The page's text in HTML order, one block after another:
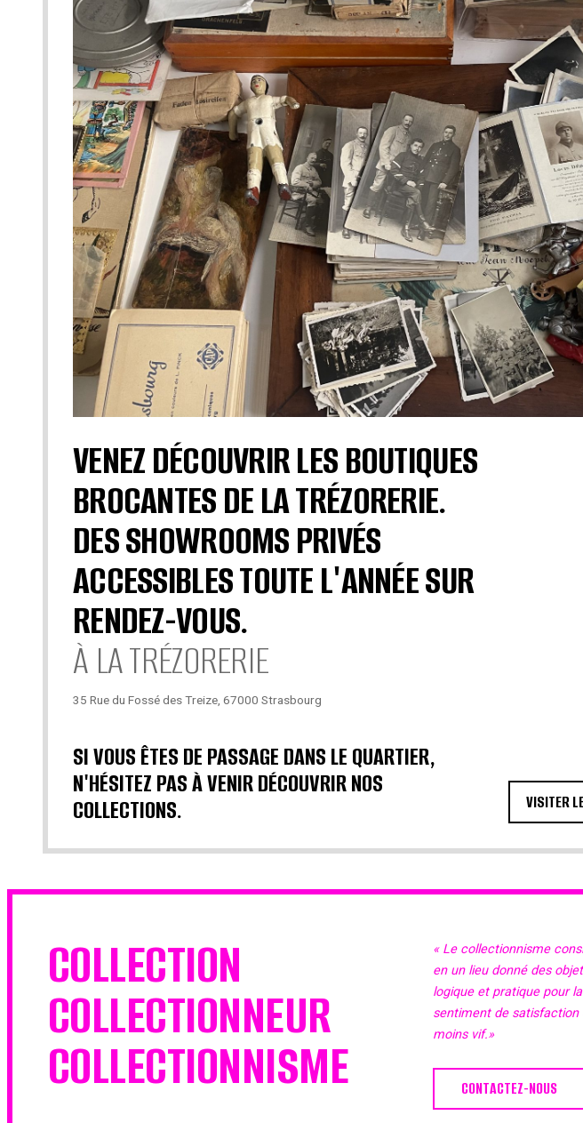
VENEZ DÉCOUVRIR LES BOUTIQUES
BROCANTES DE LA TRÉZORERIE.
DES SHOWROOMS PRIVÉS
ACCESSIBLES TOUTE L'ANNÉE SUR
RENDEZ-VOUS.
À LA TRÉZORERIE
35 Rue du Fossé des Treize, 67000 Strasbourg
SI VOUS ÊTES DE PASSAGE DANS LE QUARTIER,
N'HÉSITEZ PAS À VENIR DÉCOUVRIR NOS
COLLECTIONS.
VISITER
COLLECTION
COLLECTIONNEUR
COLLECTIONNISME
« Le collectionnisme
en un lieu donné des
logique et pratique pour
sentiment de satisfaction
moins vif.»
CONTACTEZ-NOUS